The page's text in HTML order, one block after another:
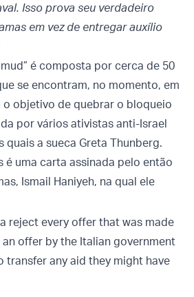
Isso prova seu verdadeiro
em vez de entregar auxílio
é composta por cerca de 50
se encontram, no momento, em
o objetivo de quebrar o bloqueio
por vários ativistas anti-Israel
quais a sueca Greta Thunberg.
é uma carta assinada pelo então
Ismail Haniyeh, na qual ele
reject every offer that was made
offer by the Italian government
any aid they might have